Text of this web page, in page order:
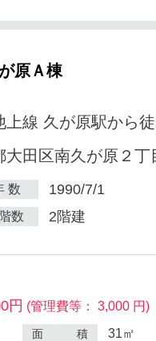
原Ａ棟
上線 久が原駅から
大田区南久が原２丁
数 1990/7/1
数 2階建
円 (管理費等： 3,000 円)
面 積 31㎡